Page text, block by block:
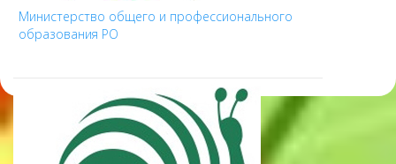
Министерство общего и профессионального
образования РО